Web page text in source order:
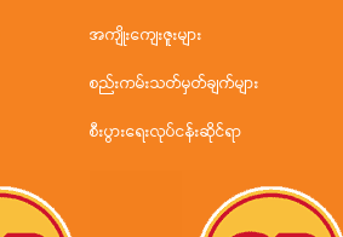
အကျိုးကျေးဇူးများ
စည်းကမ်းသတ်မှတ်ချက်များ
စီးပွားရေးလုပ်ငန်းဆိုင်ရာ